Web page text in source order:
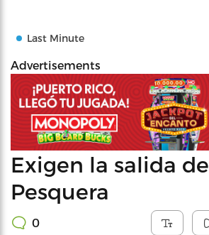
Last Minute
Advertisements
Exigen la salida de
Pesquera
0